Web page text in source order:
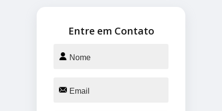
Entre em Contato